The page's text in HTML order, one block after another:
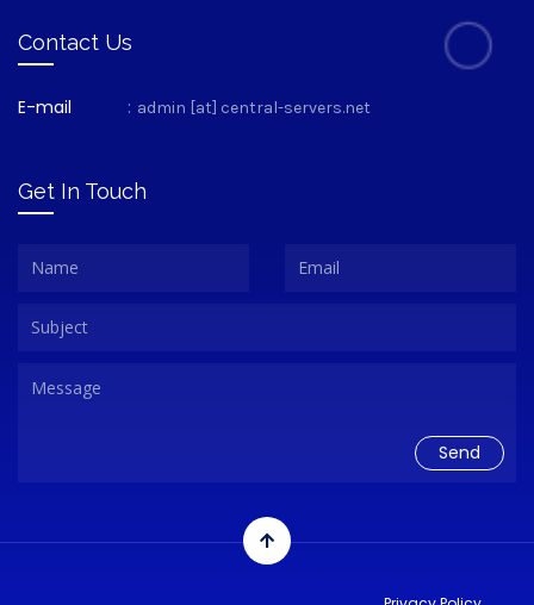
Contact Us
E-mail : admin [at] central-servers.net
Get In Touch